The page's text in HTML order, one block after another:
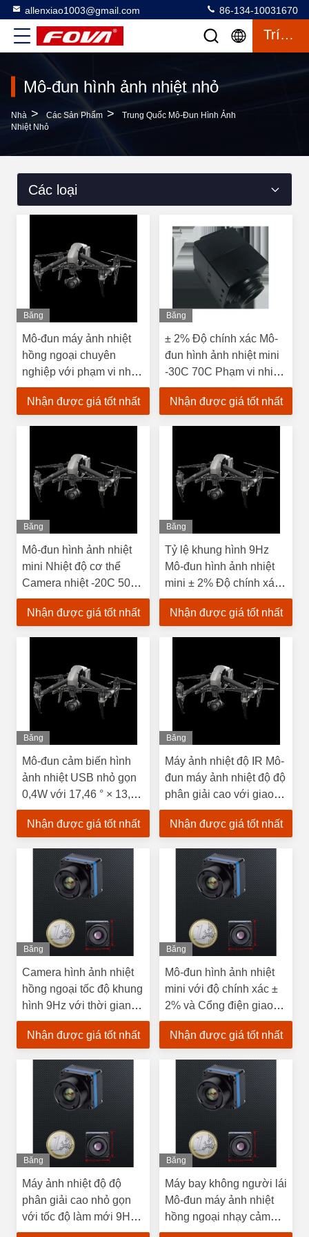
allenxiao1003@gmail.com 86-134-10031670
Trích Dẫn
Mô-đun hình ảnh nhiệt nhỏ
Nhà > Các Sản Phẩm >
Trung Quốc Mô-Đun Hình Ảnh
Nhiệt Nhỏ
Các loại
Băng
Mô-đun máy ảnh nhiệt
hồng ngoại chuyên
nghiệp với phạm vi nhiệt
độ -30C 70C Và thời
gian phản ứng màn trập
Nhận được giá tốt nhất
Băng
± 2% Độ chính xác Mô-
đun hình ảnh nhiệt mini
-30C 70C Phạm vi nhiệt
độ 22 G 720×576 Độ
phân giải cho các ứng
Nhận được giá tốt nhất
Băng
Mô-đun hình ảnh nhiệt
mini Nhiệt độ cơ thể
Camera nhiệt -20C 50C
Tỷ lệ khung hình 9Hz để
hợp lý hóa doanh
Nhận được giá tốt nhất
Băng
Tỷ lệ khung hình 9Hz
Mô-đun hình ảnh nhiệt
mini ± 2% Độ chính xác
Phạm vi quang phổ 8-
14μm Đối với các ứng
Nhận được giá tốt nhất
Băng
Mô-đun cảm biến hình
ảnh nhiệt USB nhỏ gọn
0,4W với 17,46 ° × 13,14
° Field of View
Nhận được giá tốt nhất
Băng
Máy ảnh nhiệt độ IR Mô-
đun máy ảnh nhiệt độ độ
phân giải cao với giao
diện USB loại C
Nhận được giá tốt nhất
Băng
Camera hình ảnh nhiệt
hồng ngoại tốc độ khung
hình 9Hz với thời gian
phản ứng màn trập 5s-
90s và nhiệt độ hoạt
Nhận được giá tốt nhất
Băng
Mô-đun hình ảnh nhiệt
mini với độ chính xác ±
2% và Cổng điện giao
diện USB loại C 5V-24V
L24.0*W24.0*H27.9mm
Nhận được giá tốt nhất
Băng
Máy ảnh nhiệt độ độ
phân giải cao nhỏ gọn
với tốc độ làm mới 9Hz
Cụm điều chỉnh 22g
Băng
Máy bay không người lái
Mô-đun máy ảnh nhiệt
hồng ngoại nhạy cảm
cao để phát hiện sự